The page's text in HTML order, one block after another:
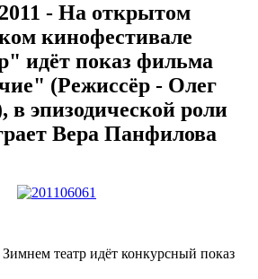
- На открытом
кинофестивале
идёт показ фильма
(Режиссёр - Олег
в эпизодической роли
Вера Панфилова
театр идёт конкурсный показ